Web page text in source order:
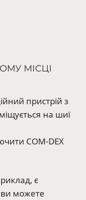
МІСЦІ
пристрій з
на шиї
COM-DEX
є
можете